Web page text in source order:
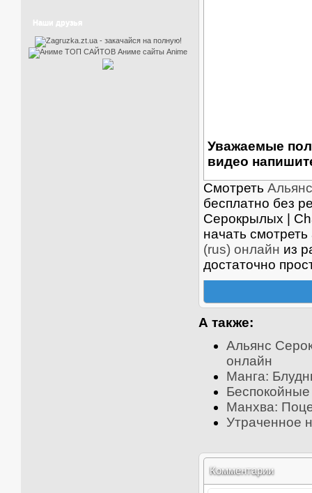
Наши друзья
Уважаемые
видео
Смотреть
бесплатно без
Серокрылых |
начать
(rus) онлайн из
достаточно
А также:
Альянс
онлайн
Манга:
Манхва:
Утраченное
Комментарии